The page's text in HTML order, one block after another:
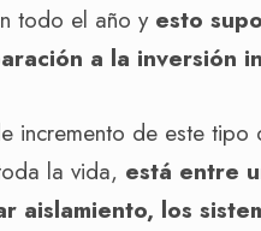
todo el año y esto
a la inversión
incremento de este
la vida, está entre
aislamiento, los